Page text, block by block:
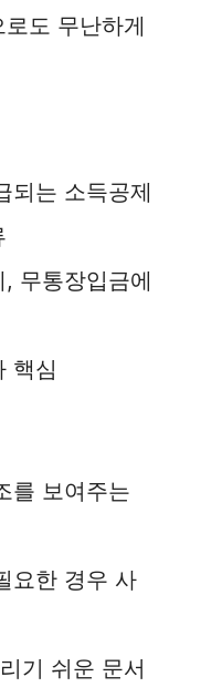
도 무난하게
되는 소득공제
무통장입금에
핵심
를 보여주는
요한 경우 사
기 쉬운 문서